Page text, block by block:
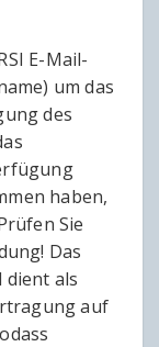
E-Mail-
um das
des
haben,
Sie
Das
dient als
auf